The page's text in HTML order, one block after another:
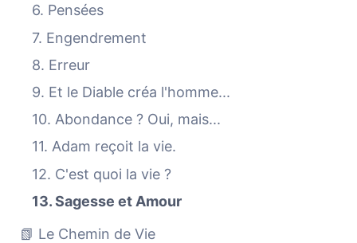
6. Pensées
7. Engendrement
8. Erreur
9. Et le Diable créa l'homme...
10. Abondance ? Oui, mais...
11. Adam reçoit la vie.
12. C'est quoi la vie ?
13. Sagesse et Amour
📗 Le Chemin de Vie